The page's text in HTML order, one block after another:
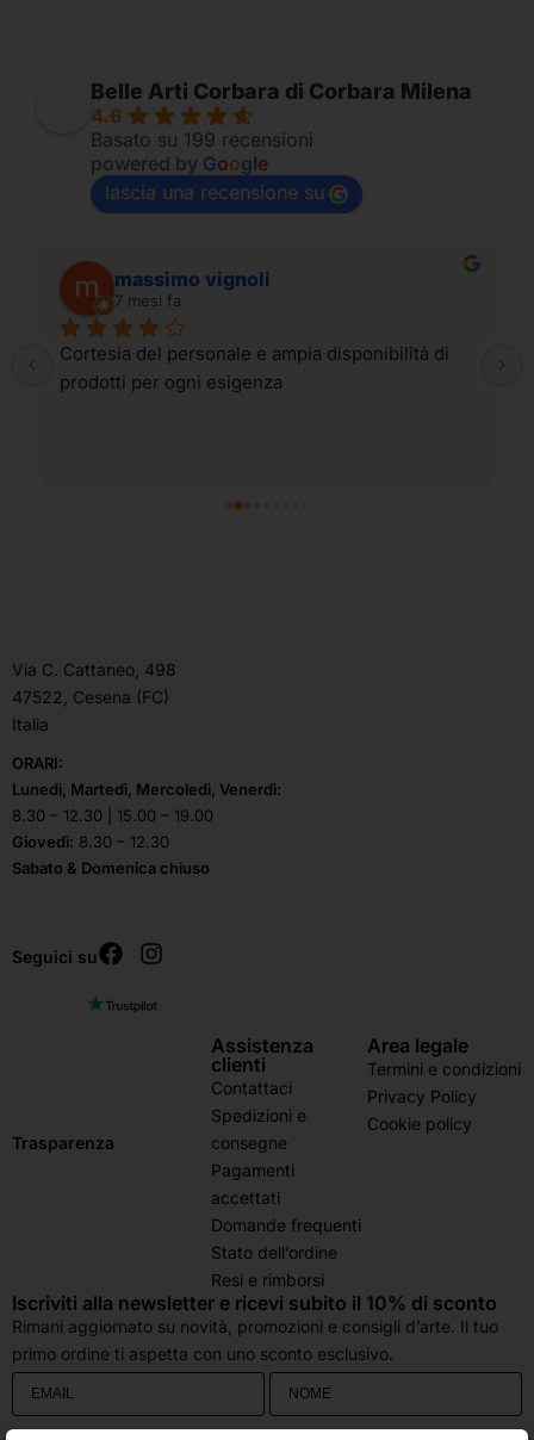
Belle Arti Corbara di Corbara Milena
4.6
Basato su 199 recensioni
powered by Google
lascia una recensione su
massimo vignoli
7 mesi fa
Cortesia del personale e ampia disponibilità di
prodotti per ogni esigenza
Via C. Cattaneo, 498
47522, Cesena (FC)
Italia
ORARI:
Lunedì, Martedì, Mercoledì, Venerdì:
8.30 – 12.30 | 15.00 – 19.00
Giovedì: 8.30 – 12.30
Sabato & Domenica chiuso
Seguici su
Trasparenza
Assistenza
clienti
Contattaci
Spedizioni e
consegne
Pagamenti
accettati
Domande frequenti
Stato dell’ordine
Resi e rimborsi
Area legale
Termini e condizioni
Privacy Policy
Cookie policy
Iscriviti alla newsletter e ricevi subito il 10% di sconto
Rimani aggiornato su novità, promozioni e consigli d’arte. Il tuo
primo ordine ti aspetta con uno sconto esclusivo.